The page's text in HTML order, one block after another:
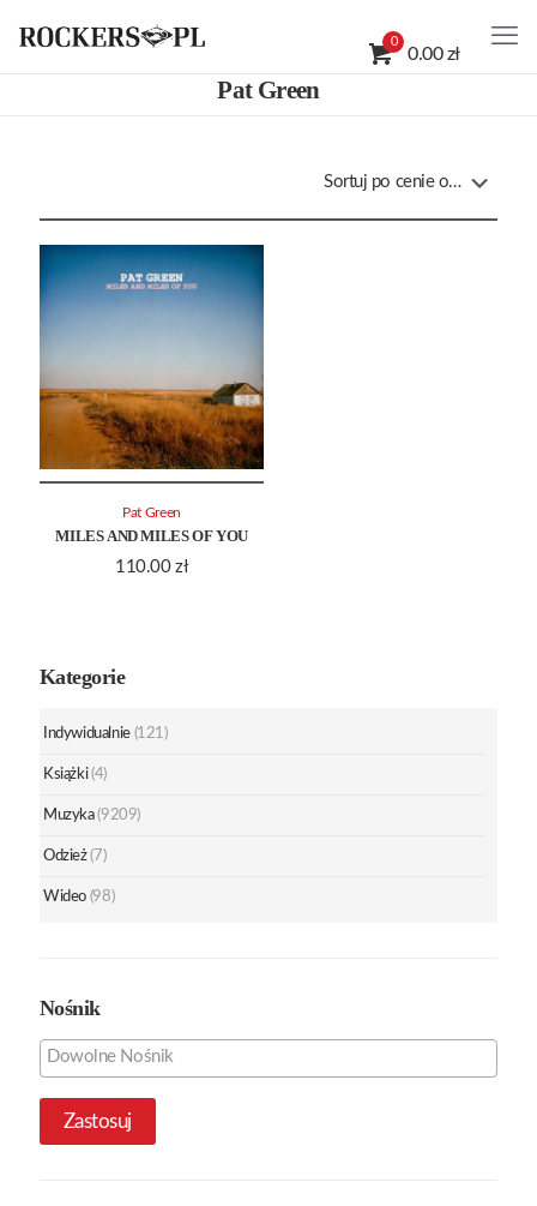
0
0.00 zł
Pat Green
MILES AND MILES OF YOU
110.00 zł
Pat Green
Kategorie
Indywidualnie (121)
Książki (4)
Muzyka (9209)
Odzież (7)
Wideo (98)
Nośnik
Zastosuj